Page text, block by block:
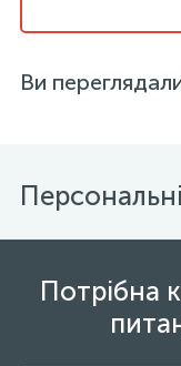
Ви
Потрібна